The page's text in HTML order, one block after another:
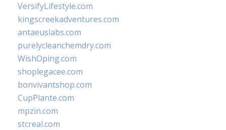
VersifyLifestyle.com
kingscreekadventures.com
antaeuslabs.com
purelycleanchemdry.com
WishOping.com
shoplegacee.com
bonvivantshop.com
CupPlante.com
mpzin.com
stcreal.com